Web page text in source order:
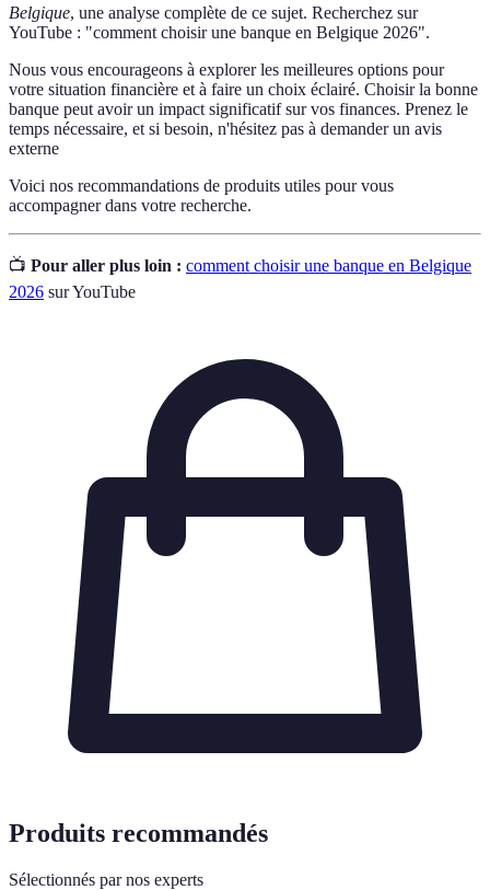
Belgique, une analyse complète de ce sujet. Recherchez sur
YouTube : "comment choisir une banque en Belgique 2026".
Nous vous encourageons à explorer les meilleures options pour
votre situation financière et à faire un choix éclairé. Choisir la bonne
banque peut avoir un impact significatif sur vos finances. Prenez le
temps nécessaire, et si besoin, n'hésitez pas à demander un avis
externe
Voici nos recommandations de produits utiles pour vous
accompagner dans votre recherche.
📺 Pour aller plus loin : comment choisir une banque en Belgique
2026 sur YouTube
Produits recommandés
Sélectionnés par nos experts